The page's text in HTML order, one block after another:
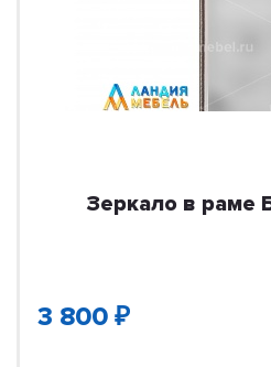
Зеркало в раме
3 800 ₽